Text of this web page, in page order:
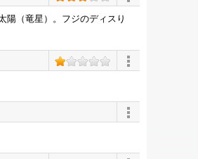
陽（竜星）。フジのディスり